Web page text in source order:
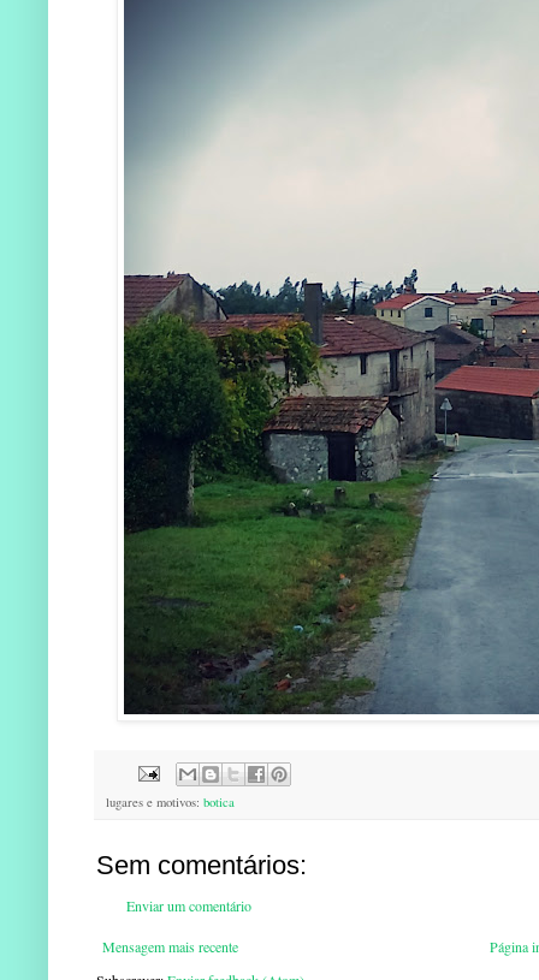
lugares e motivos: botica
Sem comentários:
Enviar um comentário
Mensagem mais recente
Página